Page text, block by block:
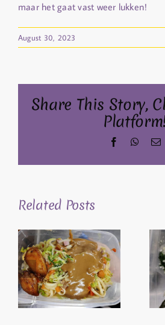
maar het gaat vast weer lukken!
August 30, 2023
Share This Story,
Facebook
Related Posts